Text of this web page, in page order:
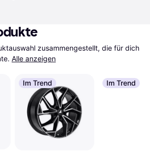
zusammengestellt, die für dich
Alle anzeigen
Im Trend Im Trend